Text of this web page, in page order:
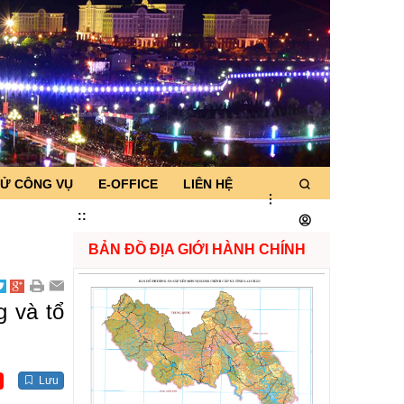
CÔNG VỤ E-OFFICE LIÊN HỆ
::
và tổ
Lưu
BẢN ĐỒ ĐỊA GIỚI HÀNH CHÍNH